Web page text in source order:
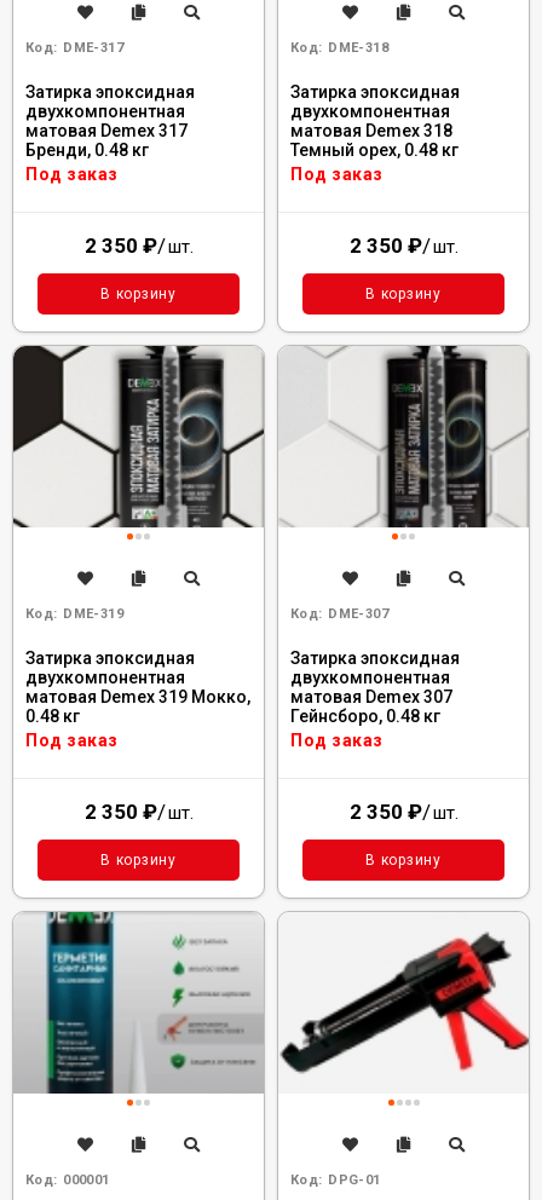
Код: DME-317
Затирка эпоксидная
двухкомпонентная
матовая Demex 317
Бренди, 0.48 кг
Под заказ
2 350 ₽/шт.
В корзину
Код: DME-318
Затирка эпоксидная
двухкомпонентная
матовая Demex 318
Темный орех, 0.48 кг
Под заказ
2 350 ₽/шт.
В корзину
Код: DME-319
Затирка эпоксидная
двухкомпонентная
матовая Demex 319 Мокко,
0.48 кг
Под заказ
2 350 ₽/шт.
В корзину
Код: DME-307
Затирка эпоксидная
двухкомпонентная
матовая Demex 307
Гейнсборо, 0.48 кг
Под заказ
2 350 ₽/шт.
В корзину
Код: 000001 Код: DPG-01